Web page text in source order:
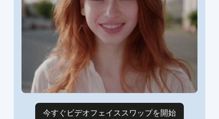
今すぐビデオフェイススワップを開始